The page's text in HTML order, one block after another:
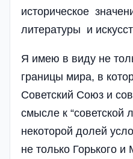
историческое
литературы и
Я имею в виду не
границы мира, в
Советский Союз и
смысле к “советской
некоторой долей
не только Горького и